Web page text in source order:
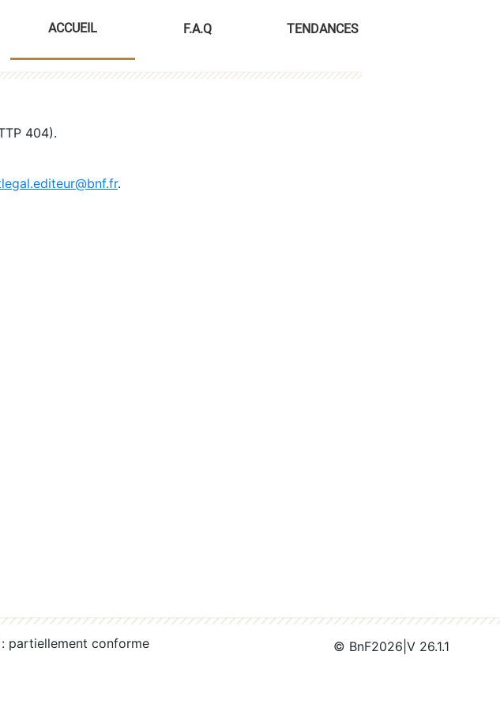
ACCUEIL F.A.Q TENDANCES
404).
.
partiellement conforme © BnF2026 V 26.1.1